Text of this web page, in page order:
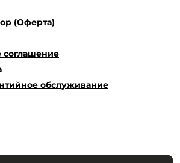
(Оферта)
соглашение
обслуживание